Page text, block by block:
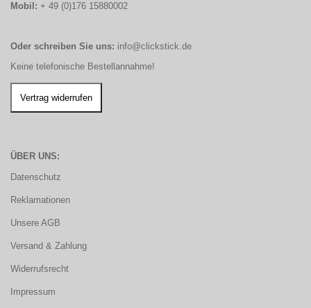
Mobil: + 49 (0)176 15880002
Oder schreiben Sie uns: info@clickstick.de
Keine telefonische Bestellannahme!
ÜBER UNS:
Datenschutz
Reklamationen
Unsere AGB
Versand & Zahlung
Widerrufsrecht
Impressum